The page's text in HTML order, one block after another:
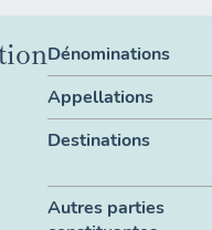
Dénominations
Appellations
Destinations
Autres parties